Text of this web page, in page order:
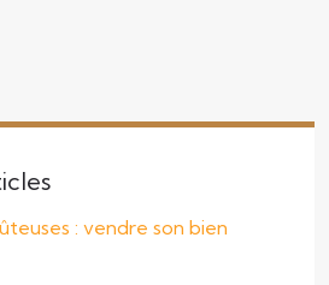
: vendre son bien